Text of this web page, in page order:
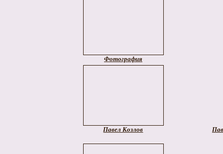
Фотография
Павел Козлов